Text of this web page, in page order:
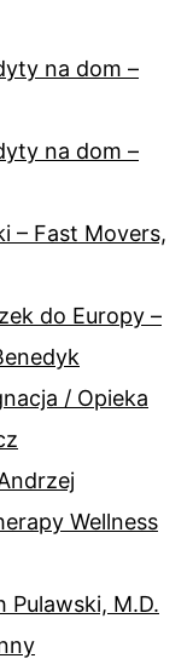
na dom –
na dom –
– Fast Movers,
do Europy –
/ Opieka
Wellness
Pulawski, M.D.